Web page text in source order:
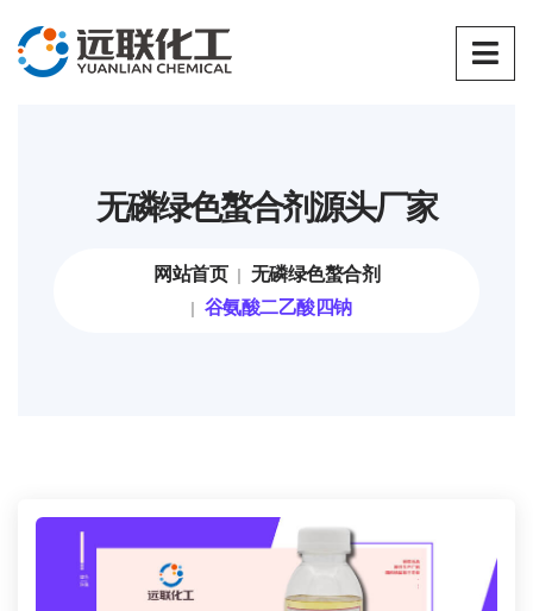
无磷绿色螯合剂源头厂家
网站首页
无磷绿色螯合剂
谷氨酸二乙酸四钠